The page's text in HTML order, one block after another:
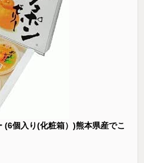
(6個入り(化粧箱）)熊本県産でこ